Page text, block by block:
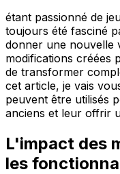
étant passionné de
toujours été fasciné
donner une nouvelle
modifications créées
de transformer
cet article, je vais
peuvent être utilisés
anciens et leur offrir
L'impact des
les